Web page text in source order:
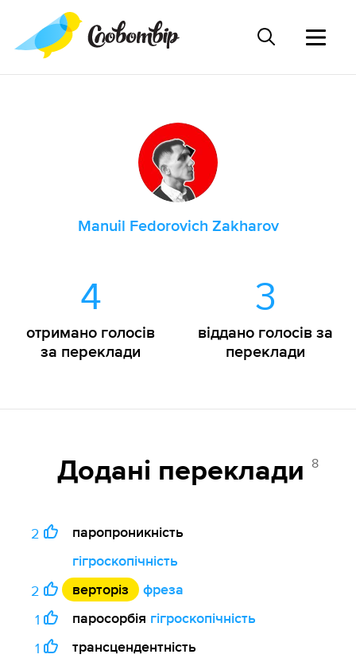
Manuil Fedorovich Zakharov
4
отримано голосів
за переклади
3
віддано голосів за
переклади
Додані переклади 8
2
паропроникність
гігроскопічність
2
верторіз
фреза
1
паросорбія гігроскопічність
1
трансцендентність